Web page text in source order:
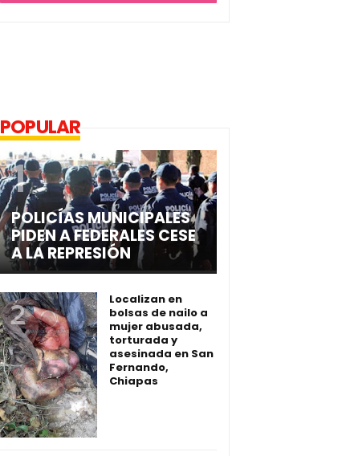
POPULAR
POLICÍAS MUNICIPALES
PIDEN A FEDERALES CESE
A LA REPRESIÓN
Localizan en
bolsas de nailo a
mujer abusada,
torturada y
asesinada en San
Fernando,
Chiapas